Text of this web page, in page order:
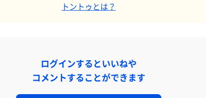
トントゥとは？
ログインするといいねや
コメントすることができます